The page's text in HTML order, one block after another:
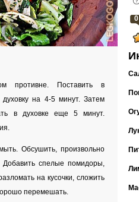
противне. Поставить в
на 4-5 минут. Затем
в духовке еще 5 минут.
Обсушить, произвольно
Добавить спелые помидоры,
на кусочки, сложить
перемешать.
0